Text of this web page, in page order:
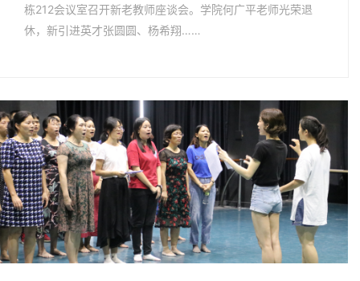
栋212会议室召开新老教师座谈会。学院何广平老师光荣退
休，新引进英才张圆圆、杨希翔……